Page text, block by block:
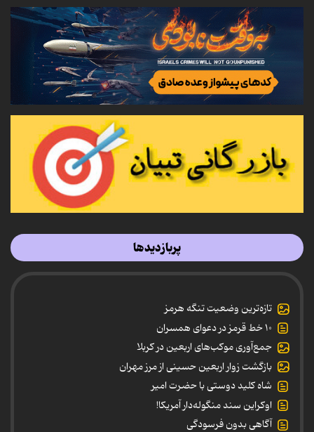
پربازدیدها
تازه‌ترین وضعیت تنگه هرمز
۱۰ خط قرمز در دعوای همسران
جمع‌آوری موکب‌های اربعین در کربلا
بازگشت زوار اربعین حسینی از مرز مهران
شاه کلید دوستی با حضرت امیر
اوکراین سند منگوله‌دار آمریکا!
آگاهی بدون فرسودگی